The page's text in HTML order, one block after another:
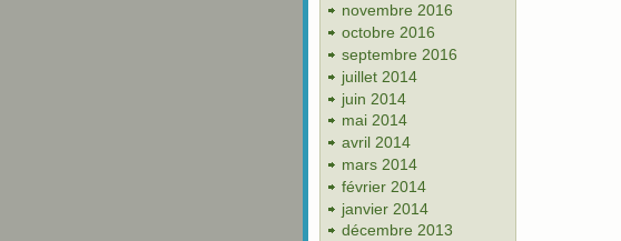
novembre 2016
octobre 2016
septembre 2016
juillet 2014
juin 2014
mai 2014
avril 2014
mars 2014
février 2014
janvier 2014
décembre 2013